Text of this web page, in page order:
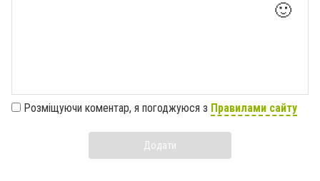
🙂
Розміщуючи коментар, я погоджуюся з Правилами сайту
Додати